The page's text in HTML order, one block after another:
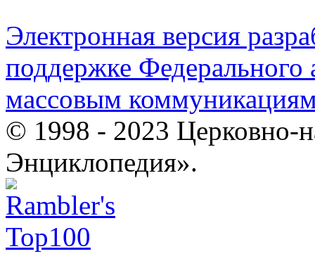
Электронная версия
поддержке Федерального
массовым
© 1998 - 2023 Церковно-
Энциклопедия».